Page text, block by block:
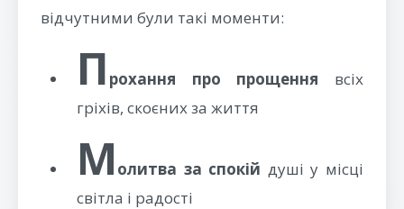
відчутними були такі моменти:
П рохання про прощення всіх
гріхів, скоєних за життя
М олитва за спокій душі у місці
світла і радості